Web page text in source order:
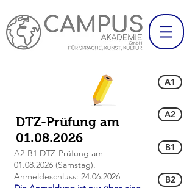
DTZ-Prüfung am
01.08.2026
A2-B1 DTZ-Prüfung am
01.08.2026 (Samstag).
Anmeldeschluss: 24.06.2026
A1
A2
B1
B2